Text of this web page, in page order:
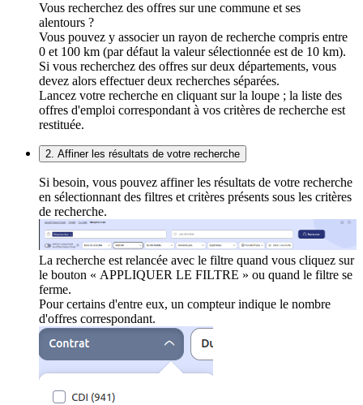
Vous recherchez des offres sur une commune et ses
alentours ?
Vous pouvez y associer un rayon de recherche compris entre
0 et 100 km (par défaut la valeur sélectionnée est de 10 km).
Si vous recherchez des offres sur deux départements, vous
devez alors effectuer deux recherches séparées.
Lancez votre recherche en cliquant sur la loupe ; la liste des
offres d'emploi correspondant à vos critères de recherche est
restituée.
2. Affiner les résultats de votre recherche
Si besoin, vous pouvez affiner les résultats de votre recherche
en sélectionnant des filtres et critères présents sous les critères
de recherche.
La recherche est relancée avec le filtre quand vous cliquez sur
le bouton « APPLIQUER LE FILTRE » ou quand le filtre se
ferme.
Pour certains d'entre eux, un compteur indique le nombre
d'offres correspondant.